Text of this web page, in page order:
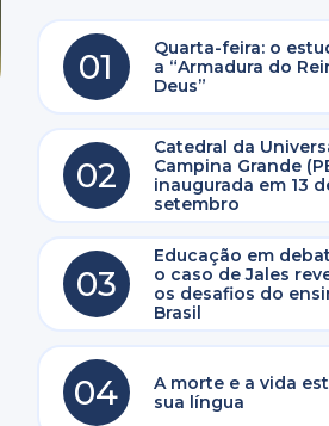
01
Quarta-feira: o
a “Armadura do
Deus”
02
Catedral da
Campina Grande
inaugurada em 13
setembro
03
Educação em
o caso de Jales
os desafios do
Brasil
04
A morte e a vida
sua língua